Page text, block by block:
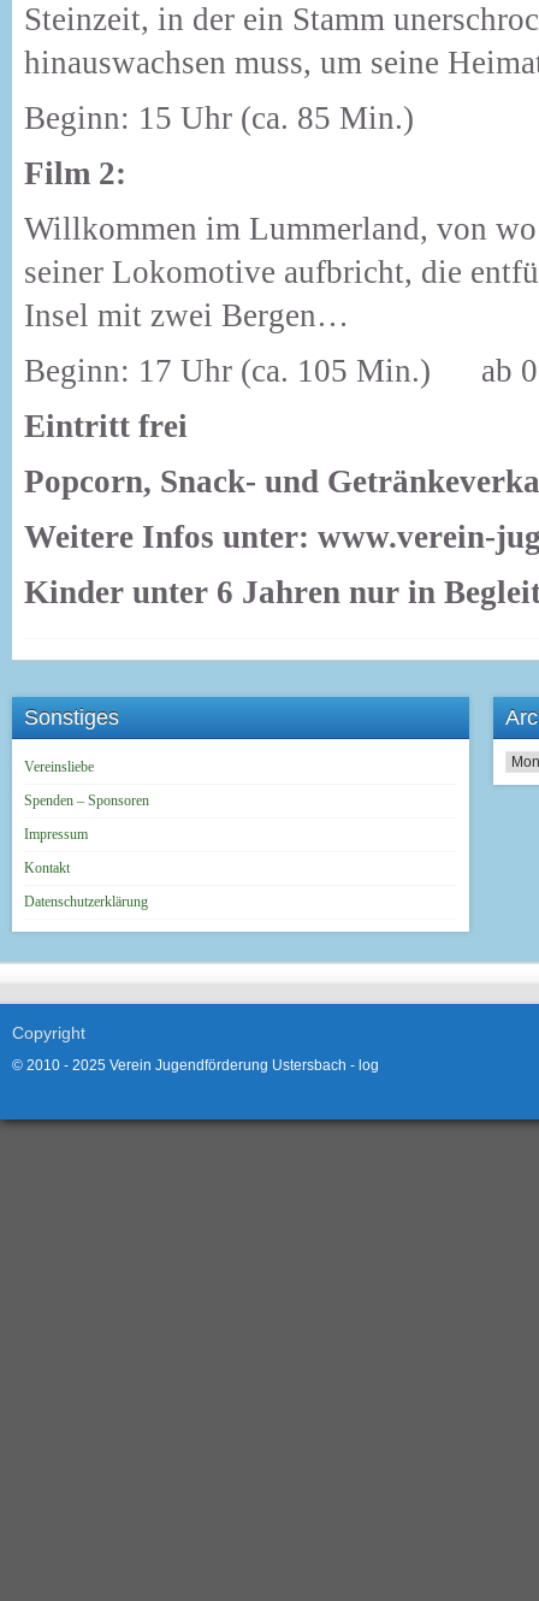
Steinzeit, in der ein Stamm
hinauswachsen muss, um seine
Beginn: 15 Uhr (ca. 85 Min.)
Film 2:
Willkommen im Lummerland, von
seiner Lokomotive aufbricht, die
Insel mit zwei Bergen…
Beginn: 17 Uhr (ca. 105 Min.) ab 0
Eintritt frei
Popcorn, Snack- und
Weitere Infos unter: www.verein-
Kinder unter 6 Jahren nur in
Sonstiges
Vereinsliebe
Spenden – Sponsoren
Impressum
Kontakt
Datenschutzerklärung
Copyright
© 2010 - 2025 Verein Jugendförderung Ustersbach - log